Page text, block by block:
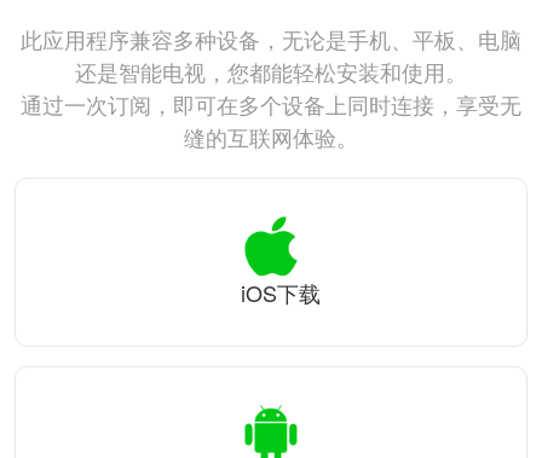
此应用程序兼容多种设备，无论是手机、平板、电脑
还是智能电视，您都能轻松安装和使用。
通过一次订阅，即可在多个设备上同时连接，享受无
缝的互联网体验。
iOS下载